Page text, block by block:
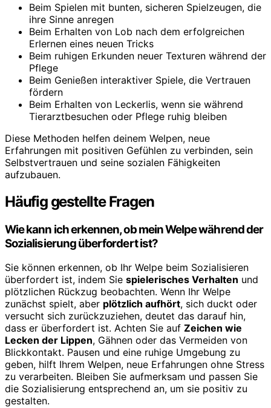
Beim Spielen mit bunten, sicheren Spielzeugen, die
ihre Sinne anregen
Beim Erhalten von Lob nach dem erfolgreichen
Erlernen eines neuen Tricks
Beim ruhigen Erkunden neuer Texturen während der
Pflege
Beim Genießen interaktiver Spiele, die Vertrauen
fördern
Beim Erhalten von Leckerlis, wenn sie während
Tierarztbesuchen oder Pflege ruhig bleiben
Diese Methoden helfen deinem Welpen, neue
Erfahrungen mit positiven Gefühlen zu verbinden, sein
Selbstvertrauen und seine sozialen Fähigkeiten
aufzubauen.
Häufig gestellte Fragen
Wie kann ich erkennen, ob mein Welpe während der
Sozialisierung überfordert ist?
Sie können erkennen, ob Ihr Welpe beim Sozialisieren
überfordert ist, indem Sie spielerisches Verhalten und
plötzlichen Rückzug beobachten. Wenn Ihr Welpe
zunächst spielt, aber plötzlich aufhört, sich duckt oder
versucht sich zurückzuziehen, deutet das darauf hin,
dass er überfordert ist. Achten Sie auf Zeichen wie
Lecken der Lippen, Gähnen oder das Vermeiden von
Blickkontakt. Pausen und eine ruhige Umgebung zu
geben, hilft Ihrem Welpen, neue Erfahrungen ohne Stress
zu verarbeiten. Bleiben Sie aufmerksam und passen Sie
die Sozialisierung entsprechend an, um sie positiv zu
gestalten.